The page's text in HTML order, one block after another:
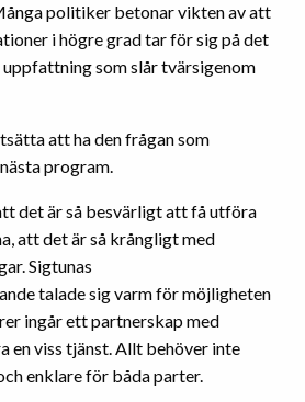
politiker betonar vikten av att
i högre grad tar för sig på det
uppfattning som slår tvärsigenom
att ha den frågan som
program.
det är så besvärligt att få utföra
att det är så krångligt med
Sigtunas
talade sig varm för möjligheten
ingår ett partnerskap med
en viss tjänst. Allt behöver inte
enklare för båda parter.